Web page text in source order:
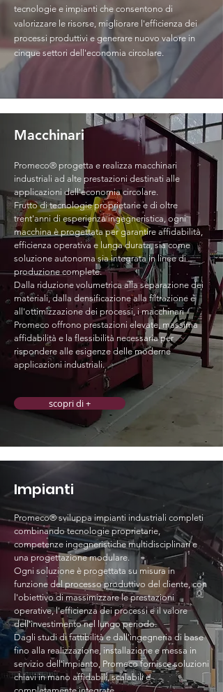
tecnologie e impianti che consentono di
valorizzare le risorse, migliorare l'efficienza dei
processi produttivi e generare nuovo valore in
cinque settori dell'economia circolare.
Macchinari
Promeco® progetta e realizza macchinari
industriali ad alte prestazioni destinati alle
applicazioni dell'economia circolare.
Frutto di tecnologie proprietarie e di oltre
trent'anni di esperienza ingegneristica, ogni
macchina è progettata per garantire affidabilità,
efficienza operativa e lunga durata, sia come
soluzione autonoma sia integrata in linee di
produzione complete.
Dalla riduzione volumetrica alla separazione dei
materiali, dalla densificazione alla filtrazione e
all'ottimizzazione dei processi, i macchinari
Promeco offrono prestazioni elevate, massima
affidabilità e la flessibilità necessaria per
rispondere alle esigenze delle moderne
applicazioni industriali.
scopri di +
Impianti
Promeco® sviluppa impianti industriali completi
combinando tecnologie proprietarie,
competenze ingegneristiche multidisciplinari e
una progettazione modulare.
Ogni soluzione è progettata su misura in
funzione del processo produttivo del cliente, con
l'obiettivo di massimizzare le prestazioni
operative, l'efficienza dei processi e il valore
dell'investimento nel lungo periodo.
Dagli studi di fattibilità e dall'ingegneria di base
fino alla realizzazione, installazione e messa in
servizio dell'impianto, Promeco fornisce soluzioni
chiavi in mano affidabili, scalabili e